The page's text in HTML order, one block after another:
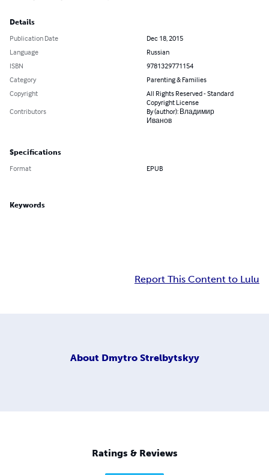
Details
Publication Date
Dec 18, 2015
Language
Russian
ISBN
9781329771154
Category
Parenting & Families
Copyright
All Rights Reserved - Standard
Copyright License
Contributors
By (author): Владимир
Иванов
Specifications
Format EPUB
Keywords
Report This Content to Lulu
About Dmytro Strelbytskyy
Ratings & Reviews